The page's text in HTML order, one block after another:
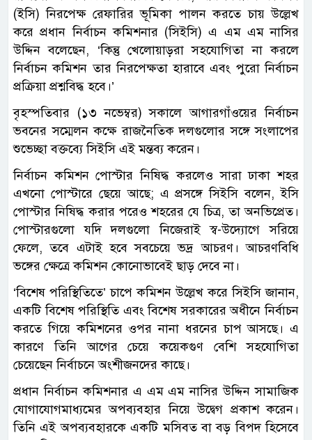
(ইসি) নিরপেক্ষ রেফারির ভূমিকা পালন করতে চায় উল্লেখ
করে প্রধান নির্বাচন কমিশনার (সিইসি) এ এম এম নাসির
উদ্দিন বলেছেন, ‘কিন্তু খেলোয়াড়রা সহযোগিতা না করলে
নির্বাচন কমিশন তার নিরপেক্ষতা হারাবে এবং পুরো নির্বাচন
প্রক্রিয়া প্রশ্নবিদ্ধ হবে।’
বৃহস্পতিবার (১৩ নভেম্বর) সকালে আগারগাঁওয়ের নির্বাচন
ভবনের সম্মেলন কক্ষে রাজনৈতিক দলগুলোর সঙ্গে সংলাপের
শুভেচ্ছা বক্তব্যে সিইসি এই মন্তব্য করেন।
নির্বাচন কমিশন পোস্টার নিষিদ্ধ করলেও সারা ঢাকা শহর
এখনো পোস্টারে ছেয়ে আছে; এ প্রসঙ্গে সিইসি বলেন, ইসি
পোস্টার নিষিদ্ধ করার পরেও শহরের যে চিত্র, তা অনভিপ্রেত।
পোস্টারগুলো যদি দলগুলো নিজেরাই স্ব-উদ্যোগে সরিয়ে
ফেলে, তবে এটাই হবে সবচেয়ে ভদ্র আচরণ। আচরণবিধি
ভঙ্গের ক্ষেত্রে কমিশন কোনোভাবেই ছাড় দেবে না।
‘বিশেষ পরিস্থিতিতে’ চাপে কমিশন উল্লেখ করে সিইসি জানান,
একটি বিশেষ পরিস্থিতি এবং বিশেষ সরকারের অধীনে নির্বাচন
করতে গিয়ে কমিশনের ওপর নানা ধরনের চাপ আসছে। এ
কারণে তিনি আগের চেয়ে কয়েকগুণ বেশি সহযোগিতা
চেয়েছেন নির্বাচনে অংশীজনদের কাছে।
প্রধান নির্বাচন কমিশনার এ এম এম নাসির উদ্দিন সামাজিক
যোগাযোগমাধ্যমের অপব্যবহার নিয়ে উদ্বেগ প্রকাশ করেন।
তিনি এই অপব্যবহারকে একটি মসিবত বা বড় বিপদ হিসেবে